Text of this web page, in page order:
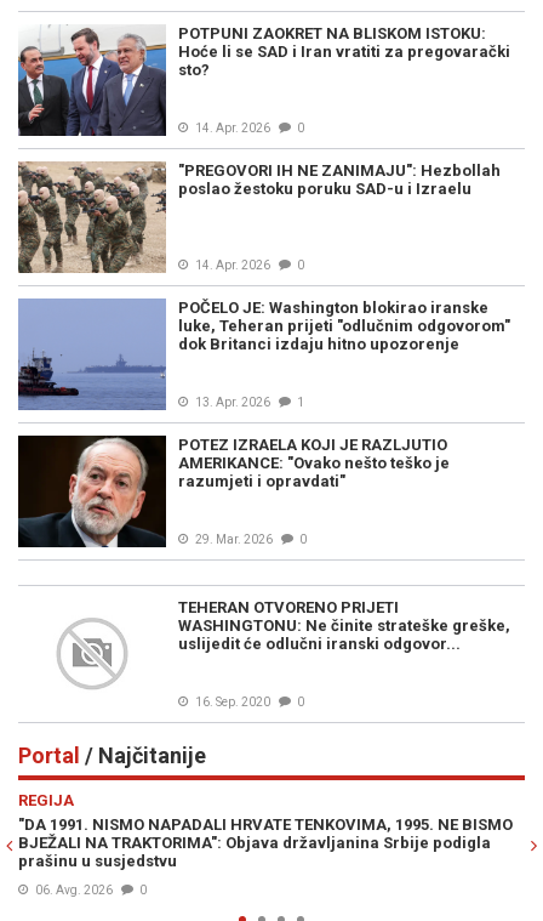
POTPUNI ZAOKRET NA BLISKOM ISTOKU:
Hoće li se SAD i Iran vratiti za pregovarački
sto?
14. Apr. 2026 0
"PREGOVORI IH NE ZANIMAJU": Hezbollah
poslao žestoku poruku SAD-u i Izraelu
14. Apr. 2026 0
POČELO JE: Washington blokirao iranske
luke, Teheran prijeti "odlučnim odgovorom"
dok Britanci izdaju hitno upozorenje
13. Apr. 2026 1
POTEZ IZRAELA KOJI JE RAZLJUTIO
AMERIKANCE: "Ovako nešto teško je
razumjeti i opravdati"
29. Mar. 2026 0
TEHERAN OTVORENO PRIJETI
WASHINGTONU: Ne činite strateške greške,
uslijedit će odlučni iranski odgovor...
16. Sep. 2020 0
Portal / Najčitanije
REGIJA
"DA 1991. NISMO NAPADALI HRVATE TENKOVIMA, 1995. NE BISMO
BJEŽALI NA TRAKTORIMA": Objava državljanina Srbije podigla
prašinu u susjedstvu
06. Avg. 2026 0